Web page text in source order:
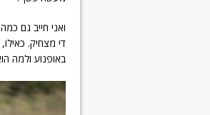
ואני חייב גם
די מצחיק.
באופנוע ולמה